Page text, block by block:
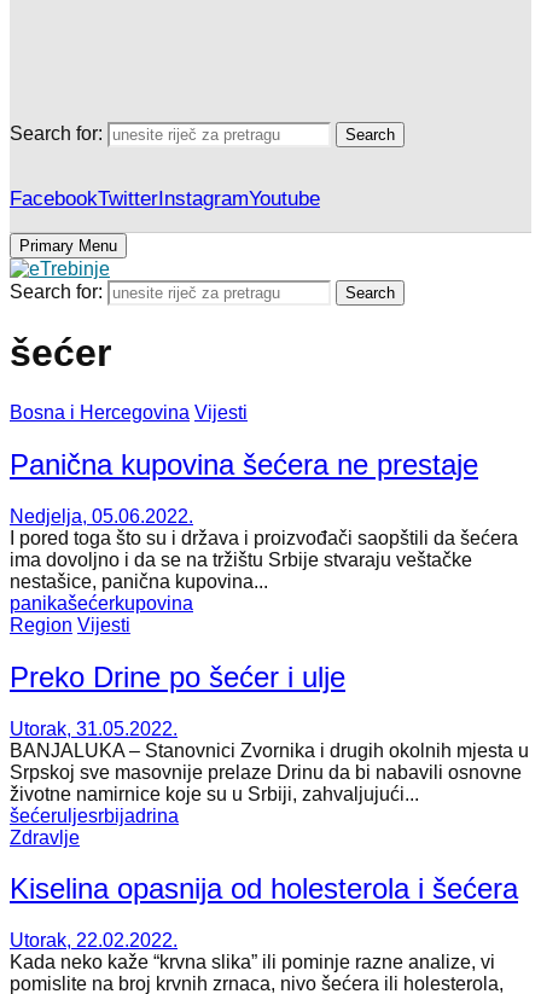
Search for: Search
FacebookTwitterInstagramYoutube
Primary Menu
Search for: Search
šećer
Bosna i Hercegovina Vijesti
Panična kupovina šećera ne prestaje
Nedjelja, 05.06.2022.
I pored toga što su i država i proizvođači saopštili da šećera
ima dovoljno i da se na tržištu Srbije stvaraju veštačke
nestašice, panična kupovina...
panikašećerkupovina
Region Vijesti
Preko Drine po šećer i ulje
Utorak, 31.05.2022.
​BANJALUKA – Stanovnici Zvornika i drugih okolnih mjesta u
Srpskoj sve masovnije prelaze Drinu da bi nabavili osnovne
životne namirnice koje su u Srbiji, zahvaljujući...
šećeruljesrbijadrina
Zdravlje
Kiselina opasnija od holesterola i šećera
Utorak, 22.02.2022.
Kada neko kaže “krvna slika” ili pominje razne analize, vi
pomislite na broj krvnih zrnaca, nivo šećera ili holesterola,